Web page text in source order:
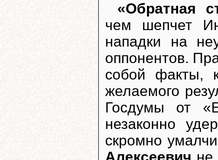
«Обратная
чем шепчет
нападки на
оппонентов.
собой факты,
желаемого
Госдумы от
незаконно
скромно